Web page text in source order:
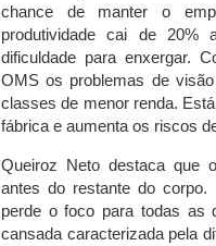
chance de manter o
produtividade cai de 20%
dificuldade para enxergar.
OMS os problemas de
classes de menor renda.
fábrica e aumenta os riscos
Queiroz Neto destaca que
antes do restante do
perde o foco para todas as
cansada caracterizada pela